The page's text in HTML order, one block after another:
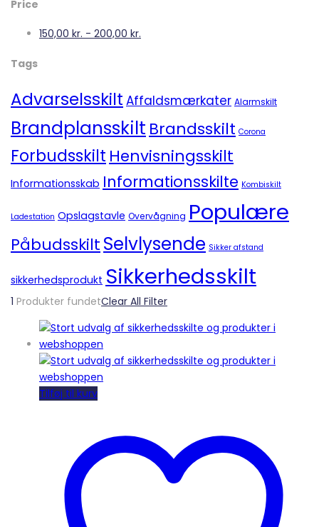
Price
150,00 kr. - 200,00 kr.
Tags
Advarselsskilt Affaldsmærkater Alarmskilt
Brandplansskilt Brandsskilt Corona
Forbudsskilt Henvisningsskilt
Informationsskab Informationsskilte Kombiskilt
Ladestation Opslagstavle Overvågning Populære
PåbudsskiltSelvlysende Sikker afstand
sikkerhedsprodukt Sikkerhedsskilt
1 Produkter fundetClear All Filter
Tilføj til kurv